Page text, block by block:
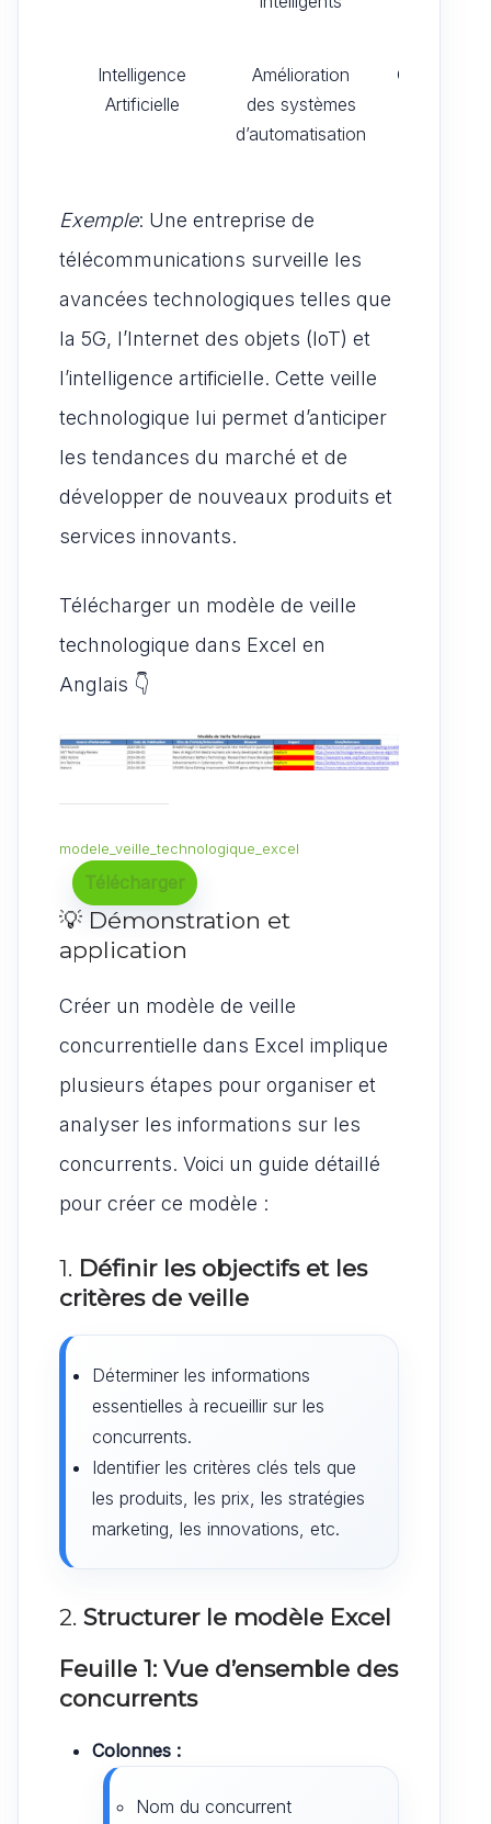
Intelligence
Artificielle
Amélioration
des systèmes
d’automatisation
Exemple: Une entreprise de
télécommunications surveille les
avancées technologiques telles que
la 5G, l’Internet des objets (IoT) et
l’intelligence artificielle. Cette veille
technologique lui permet d’anticiper
les tendances du marché et de
développer de nouveaux produits et
services innovants.
Télécharger un modèle de veille
technologique dans Excel en
Anglais 👇
modele_veille_technologique_excel
Télécharger
💡 Démonstration et
application
Créer un modèle de veille
concurrentielle dans Excel implique
plusieurs étapes pour organiser et
analyser les informations sur les
concurrents. Voici un guide détaillé
pour créer ce modèle :
1. Définir les objectifs et les
critères de veille
Déterminer les informations
essentielles à recueillir sur les
concurrents.
Identifier les critères clés tels que
les produits, les prix, les stratégies
marketing, les innovations, etc.
2. Structurer le modèle Excel
Feuille 1: Vue d’ensemble des
concurrents
Colonnes :
Nom du concurrent